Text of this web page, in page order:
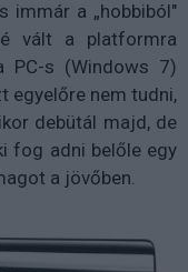
immár a „hobbiból"
vált a platformra
PC-s (Windows 7)
egyelőre nem tudni,
debütál majd, de
fog adni belőle egy
a jövőben.